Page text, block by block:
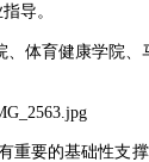
导。
体育健康学院
要的基础性支